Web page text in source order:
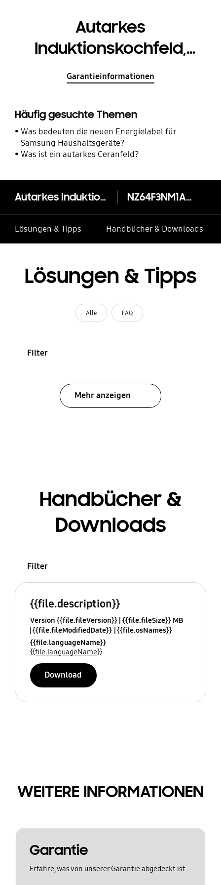
Autarkes
Induktionskochfeld,
Pfannendetektor, 7,2kW
Garantieinformationen
Häufig gesuchte Themen
Was bedeuten die neuen Energielabel für
Samsung Haushaltsgeräte?
Was ist ein autarkes Ceranfeld?
Autarkes Induktionskochfeld, Pfannendetektor, 7,2kW NZ64F3NM1AB/UR
Lösungen & Tipps Handbücher & Downloads
Lösungen & Tipps
Alle FAQ
Filter
Mehr anzeigen
Handbücher &
Downloads
Filter
{{file.description}}
Version {{file.fileVersion}} {{file.fileSize}} MB
{{file.fileModifiedDate}} {{file.osNames}}
{{file.languageName}}
{{file.languageName}}
Download
WEITERE INFORMATIONEN
Garantie
Erfahre, was von unserer Garantie abgedeckt ist